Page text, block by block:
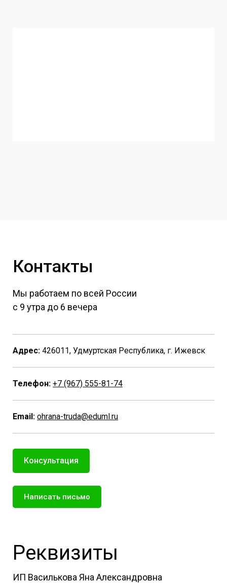
Контакты
Мы работаем по всей России
с 9 утра до 6 вечера
Адрес: 426011, Удмуртская Республика, г. Ижевск
Телефон: +7 (967) 555-81-74
Email: ohrana-truda@eduml.ru
Консультация
Написать письмо
Реквизиты
ИП Василькова Яна Александровна